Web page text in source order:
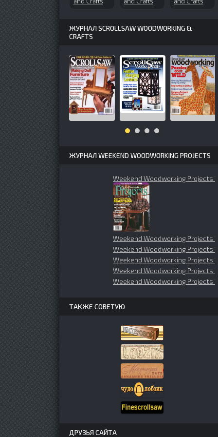
ЖУРНАЛ SCROLLSAW WOODWORKING &
CRAFTS
ЖУРНАЛ WEEKEND WOODWORKING PROJECTS
Weekend Woodworking Projects
Weekend Woodworking Projects
Weekend Woodworking Projects
Weekend Woodworking Projects
Weekend Woodworking Projects
Weekend Woodworking Projects
ТАКЖЕ СОВЕТУЮ
ДРУЗЬЯ САЙТА